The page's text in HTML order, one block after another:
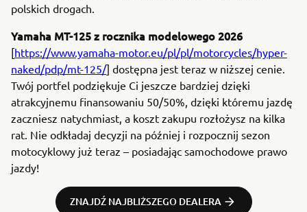
polskich drogach.
Yamaha MT-125 z rocznika modelowego 2026
[https://www.yamaha-motor.eu/pl/pl/motorcycles/hyper-
naked/pdp/mt-125/] dostępna jest teraz w niższej cenie.
Twój portfel podziękuje Ci jeszcze bardziej dzięki
atrakcyjnemu finansowaniu 50/50%, dzięki któremu jazdę
zaczniesz natychmiast, a koszt zakupu rozłożysz na kilka
rat. Nie odkładaj decyzji na później i rozpocznij sezon
motocyklowy już teraz – posiadając samochodowe prawo
jazdy!
ZNAJDŹ NAJBLIŻSZEGO DEALERA